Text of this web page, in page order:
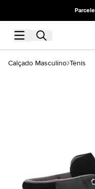
Calçado Masculino Tênis